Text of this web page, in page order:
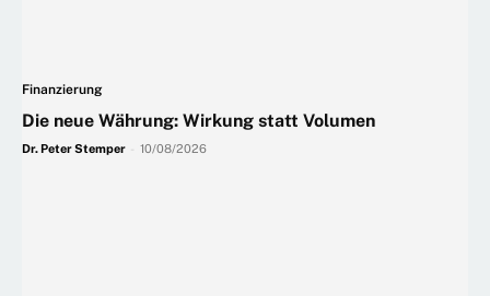
Finanzierung
Die neue Währung: Wirkung statt Volumen
Dr. Peter Stemper 10/08/2026